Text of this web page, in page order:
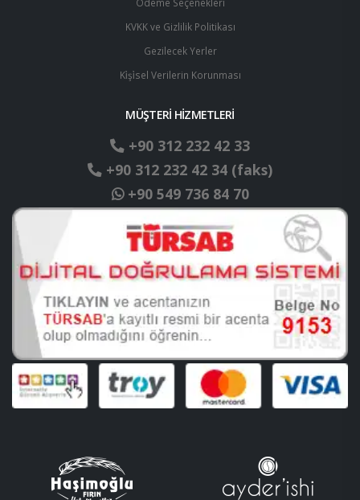
KVKK ve Gizlilik Politikası
Gezilecek Yerler
Ki̇şi̇sel Verilerin Korunması
MÜŞTERİ HİZMETLERİ
+90 312 232 42 33
+90 312 232 42 34 (faks)
+90 549 736 84 70